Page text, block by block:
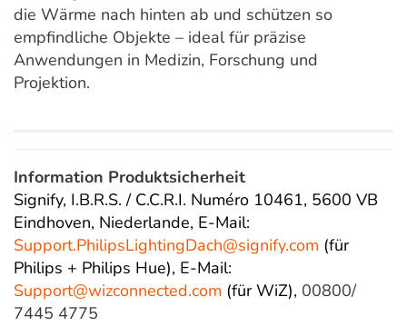
die Wärme nach hinten ab und schützen so
empfindliche Objekte – ideal für präzise
Anwendungen in Medizin, Forschung und
Projektion.
Information Produktsicherheit
Signify, I.B.R.S. / C.C.R.I. Numéro 10461, 5600 VB
Eindhoven, Niederlande, E-Mail:
Support.PhilipsLightingDach@signify.com (für
Philips + Philips Hue), E-Mail:
Support@wizconnected.com (für WiZ), 00800/
7445 4775